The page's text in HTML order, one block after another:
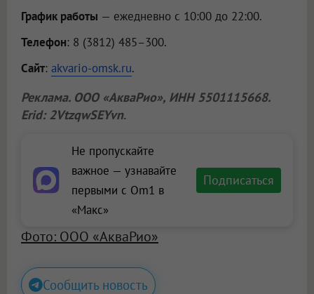
График работы — ежедневно с 10:00 до 22:00.
Телефон: 8 (3812) 485–300.
Сайт: akvario-omsk.ru.
Реклама. ООО «АкваРио», ИНН 5501115668.
Erid: 2VtzqwSEYvn.
Не пропускайте
важное — узнавайте
первыми с Om1 в
«Макс»
Подписаться
Фото: ООО «АкваРио»
Сообщить новость